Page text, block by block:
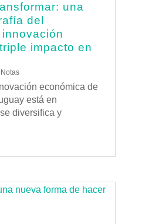
una
del
impacto en
Notas
económica de
está en
diversifica y